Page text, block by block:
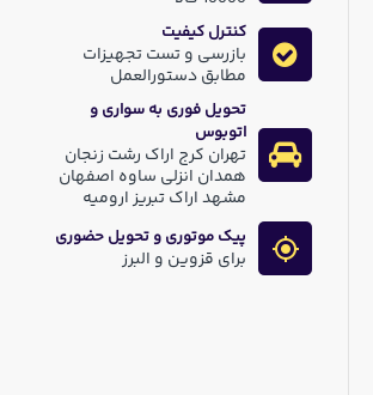
کنترل کیفیت
بازرسی و تست تجهیزات
مطابق دستورالعمل
تحویل فوری به سواری و
اتوبوس
تهران کرج اراک رشت زنجان
همدان انزلی ساوه اصفهان
مشهد اراک تبریز ارومیه
پیک موتوری و تحویل حضوری
برای قزوین و البرز